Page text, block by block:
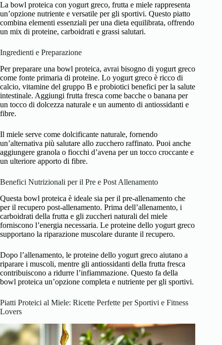
La bowl proteica con yogurt greco, frutta e miele rappresenta
un’opzione nutriente e versatile per gli sportivi. Questo piatto
combina elementi essenziali per una dieta equilibrata, offrendo
un mix di proteine, carboidrati e grassi salutari.
Ingredienti e Preparazione
Per preparare una bowl proteica, avrai bisogno di yogurt greco
come fonte primaria di proteine. Lo yogurt greco è ricco di
calcio, vitamine del gruppo B e probiotici benefici per la salute
intestinale. Aggiungi frutta fresca come bacche o banana per
un tocco di dolcezza naturale e un aumento di antiossidanti e
fibre.
Il miele serve come dolcificante naturale, fornendo
un’alternativa più salutare allo zucchero raffinato. Puoi anche
aggiungere granola o fiocchi d’avena per un tocco croccante e
un ulteriore apporto di fibre.
Benefici Nutrizionali per il Pre e Post Allenamento
Questa bowl proteica è ideale sia per il pre-allenamento che
per il recupero post-allenamento. Prima dell’allenamento, i
carboidrati della frutta e gli zuccheri naturali del miele
forniscono l’energia necessaria. Le proteine dello yogurt greco
supportano la riparazione muscolare durante il recupero.
Dopo l’allenamento, le proteine dello yogurt greco aiutano a
riparare i muscoli, mentre gli antiossidanti della frutta fresca
contribuiscono a ridurre l’infiammazione. Questo fa della
bowl proteica un’opzione completa e nutriente per gli sportivi.
Piatti Proteici al Miele: Ricette Perfette per Sportivi e Fitness
Lovers